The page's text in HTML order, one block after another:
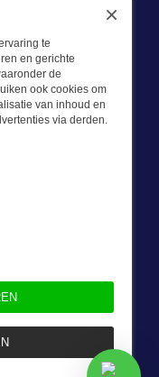
Bevazet levert al
ondernemingen.
Onze klanten
tegen een
op.
te
en gerichte
de
ook cookies om
van inhoud en
via derden.
×